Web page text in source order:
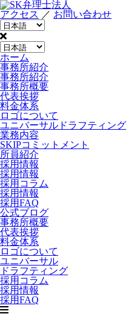
アクセス ／ お問い合わせ
ホーム
事務所紹介
事務所紹介
事務所概要
代表挨拶
料金体系
ロゴについて
ユニバーサルドラフティング
業務内容
SKIPコミットメント
所員紹介
採用情報
採用情報
採用コラム
採用情報
採用FAQ
公式ブログ
事務所概要
代表挨拶
料金体系
ロゴについて
ユニバーサル
ドラフティング
採用コラム
採用情報
採用FAQ